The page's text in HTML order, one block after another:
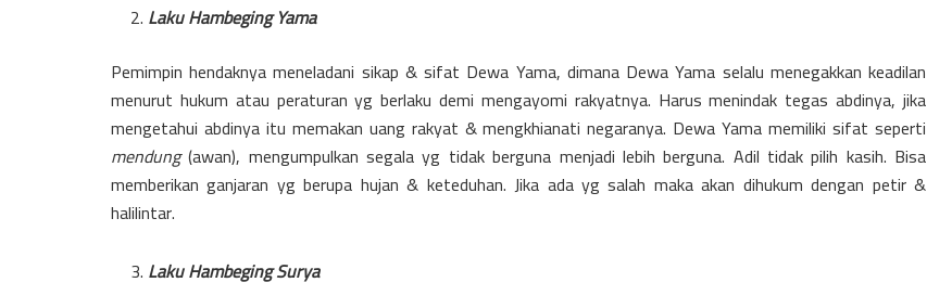
Laku Hambeging Yama
Pemimpin hendaknya meneladani sikap & sifat Dewa Yama, dimana Dewa Yama selalu menegakkan keadilan
menurut hukum atau peraturan yg berlaku demi mengayomi rakyatnya. Harus menindak tegas abdinya, jika
mengetahui abdinya itu memakan uang rakyat & mengkhianati negaranya. Dewa Yama memiliki sifat seperti
mendung(awan), mengumpulkan segala yg tidak berguna menjadi lebih berguna. Adil tidak pilih kasih. Bisa
memberikan ganjaran yg berupa hujan & keteduhan. Jika ada yg salah maka akan dihukum dengan petir &
halilintar.
Laku Hambeging Surya